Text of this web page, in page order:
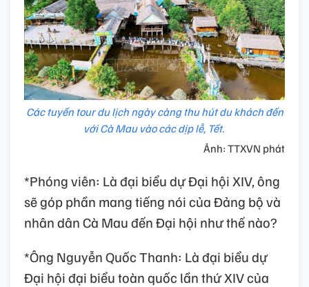
Các tuyến tour du lịch ngày càng thu hút du khách đến
với Cà Mau vào các dịp lễ, Tết.
Ảnh: TTXVN phát
*Phóng viên: Là đại biểu dự Đại hội XIV, ông
sẽ góp phần mang tiếng nói của Đảng bộ và
nhân dân Cà Mau đến Đại hội như thế nào?
*Ông Nguyễn Quốc Thanh: Là đại biểu dự
Đại hội đại biểu toàn quốc lần thứ XIV của